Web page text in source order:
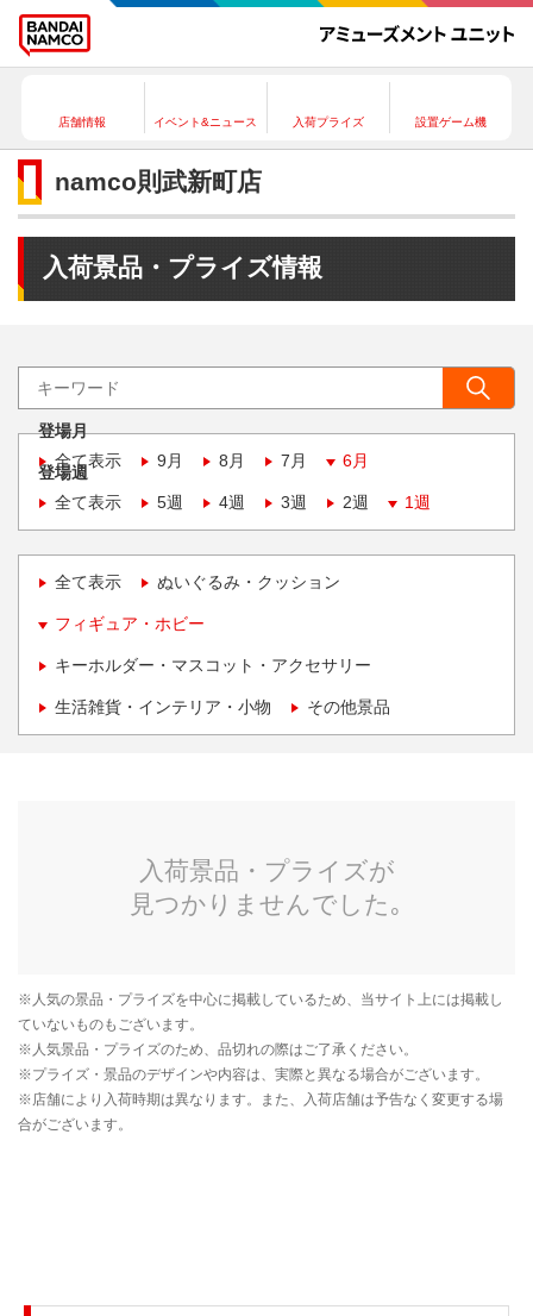
店舗情報 イベント&ニュース 入荷プライズ 設置ゲーム機
namco則武新町店
入荷景品・プライズ情報
登場月
全て表示
9月 8月 7月 6月
登場週
全て表示
5週 4週 3週 2週 1週
全て表示 ぬいぐるみ・クッション
フィギュア・ホビー
キーホルダー・マスコット・アクセサリー
生活雑貨・インテリア・小物 その他景品